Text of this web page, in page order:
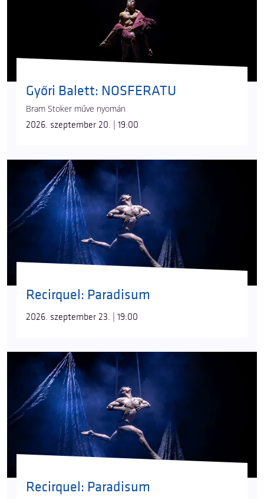
Győri Balett: NOSFERATU
Bram Stoker műve nyomán
2026. szeptember 20. | 19:00
Recirquel: Paradisum
2026. szeptember 23. | 19:00
Recirquel: Paradisum